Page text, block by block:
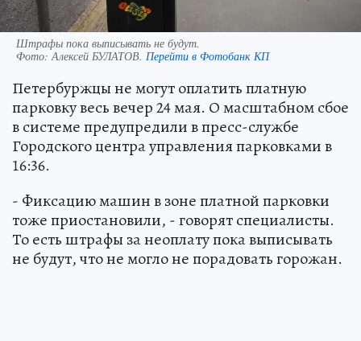
Штрафы пока выписывать не будут.
Фото: Алексей БУЛАТОВ. Перейти в Фотобанк КП
Петербуржцы не могут оплатить платную
парковку весь вечер 24 мая. О масштабном сбое
в системе предупредили в пресс-службе
Городского центра управления парковками в
16:36.
- Фиксацию машин в зоне платной парковки
тоже приостановили, - говорят специалисты.
То есть штрафы за неоплату пока выписывать
не будут, что не могло не порадовать горожан.